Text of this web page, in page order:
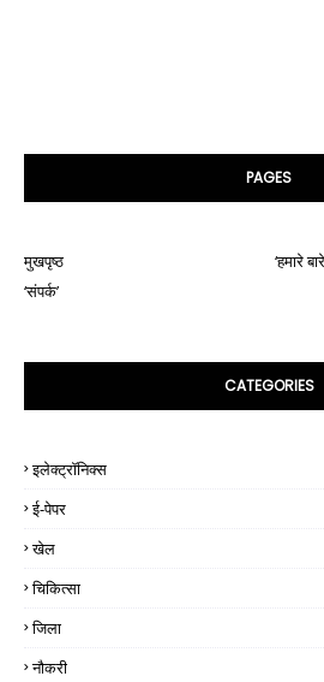
PAGES
मुखपृष्ठ
‘हमारे
‘संपर्क’
CATEGORIES
इलेक्ट्रॉनिक्स
ई-पेपर
खेल
चिकित्सा
जिला
नौकरी